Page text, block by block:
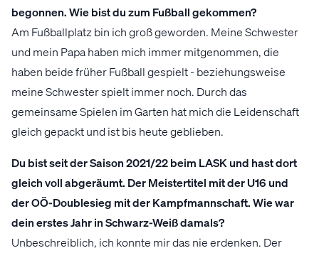
begonnen. Wie bist du zum Fußball gekommen?
Am Fußballplatz bin ich groß geworden. Meine Schwester
und mein Papa haben mich immer mitgenommen, die
haben beide früher Fußball gespielt - beziehungsweise
meine Schwester spielt immer noch. Durch das
gemeinsame Spielen im Garten hat mich die Leidenschaft
gleich gepackt und ist bis heute geblieben.
Du bist seit der Saison 2021/22 beim LASK und hast dort
gleich voll abgeräumt. Der Meistertitel mit der U16 und
der OÖ-Doublesieg mit der Kampfmannschaft. Wie war
dein erstes Jahr in Schwarz-Weiß damals?
Unbeschreiblich, ich konnte mir das nie erdenken. Der